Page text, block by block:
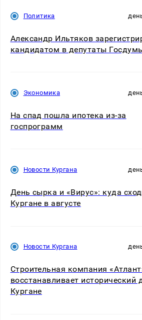
Как выглядит место
крушение вертолета на
Не
Политика
Александр Ильтяков
кандидатом в депутаты
Экономика
На спад пошла ипотека из-за
госпрограмм
Новости Кургана
День сырка и «Вирус»: куда
Кургане в августе
Новости Кургана
Строительная компания
восстанавливает исторический
Кургане